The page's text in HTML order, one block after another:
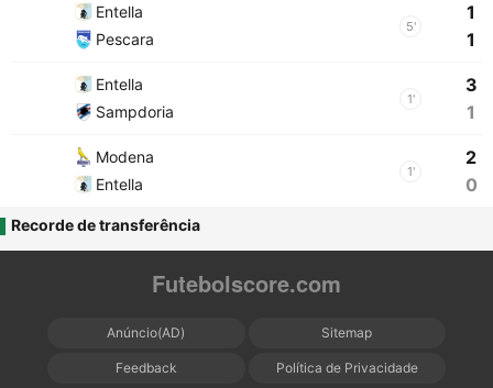
Entella
Pescara
5'
1
1
Entella
Sampdoria
1'
3
1
Modena
Entella
1'
2
0
Recorde de transferência
Futebolscore.com
Anúncio(AD) Sitemap
Feedback Política de Privacidade